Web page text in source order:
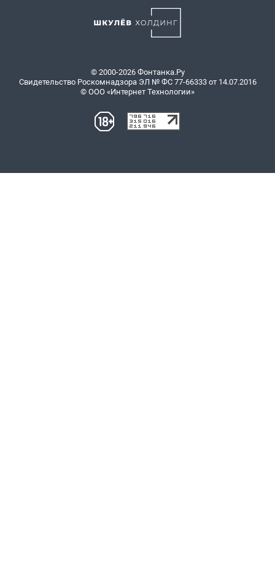
© 2000-2026 Фонтанка.Ру
Свидетельство Роскомнадзора ЭЛ № ФС 77-66333 от 14.07.2016
© ООО «Интернет Технологии»